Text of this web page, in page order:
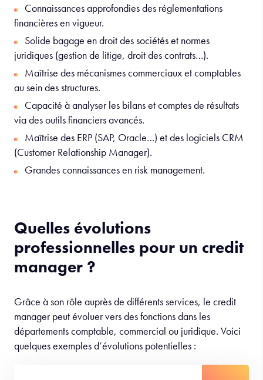
Connaissances approfondies des réglementations
financières en vigueur.
Solide bagage en droit des sociétés et normes
juridiques (gestion de litige, droit des contrats…).
Maîtrise des mécanismes commerciaux et comptables
au sein des structures.
Capacité à analyser les bilans et comptes de résultats
via des outils financiers avancés.
Maîtrise des ERP (SAP, Oracle…) et des logiciels CRM
(Customer Relationship Manager).
Grandes connaissances en risk management.
Quelles évolutions
professionnelles pour un credit
manager ?
Grâce à son rôle auprès de différents services, le credit
manager peut évoluer vers des fonctions dans les
départements comptable, commercial ou juridique. Voici
quelques exemples d’évolutions potentielles :